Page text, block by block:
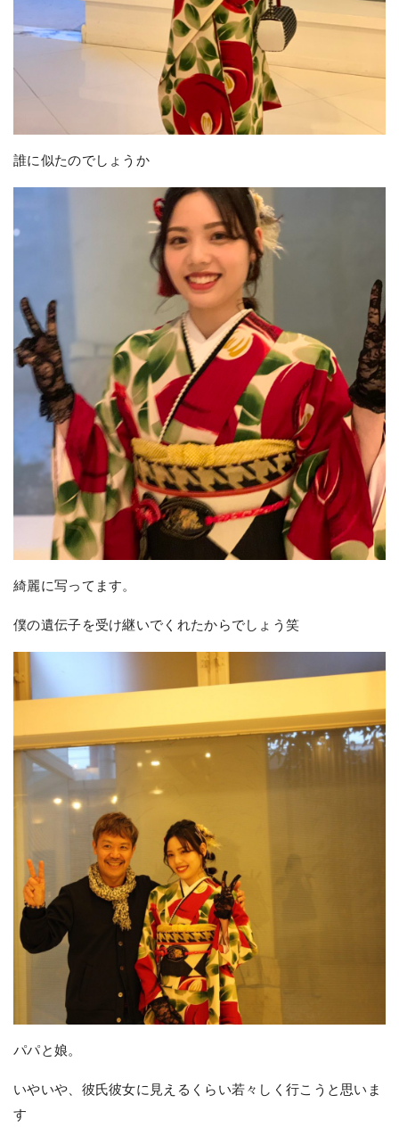
誰に似たのでしょうか
綺麗に写ってます。
僕の遺伝子を受け継いでくれたからでしょう笑
パパと娘。
いやいや、彼氏彼女に見えるくらい若々しく行こうと思いま
す